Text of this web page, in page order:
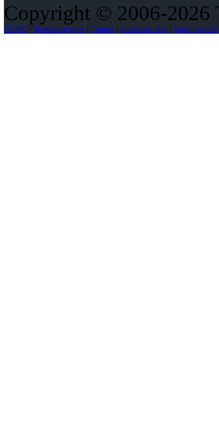
Copyright © 2006-2026
CGVU / Mentions légales / Contact / Sorties par date / Sortir par ville